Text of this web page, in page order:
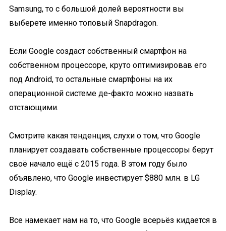
Samsung, то с большой долей вероятности вы
выберете именно топовый Snapdragon.
Если Google создаст собственный смартфон на
собственном процессоре, круто оптимизировав его
под Android, то остальные смартфоны на их
операционной системе де-факто можно назвать
отстающими.
Смотрите какая тенденция, слухи о том, что Google
планирует создавать собственные процессоры берут
своё начало ещё с 2015 года. В этом году было
объявлено, что Google инвестирует $880 млн. в LG
Display.
Все намекает нам на то, что Google всерьёз кидается в